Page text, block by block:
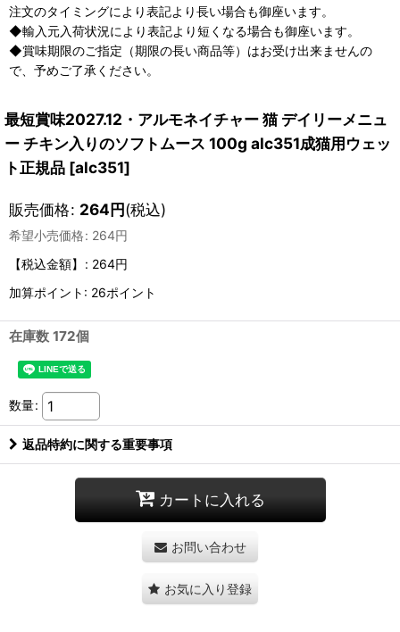
注文のタイミングにより表記より長い場合も御座います。
◆輸入元入荷状況により表記より短くなる場合も御座います。
◆賞味期限のご指定（期限の長い商品等）はお受け出来ませんの
で、予めご了承ください。
最短賞味2027.12・アルモネイチャー 猫 デイリーメニュ
ー チキン入りのソフトムース 100g alc351成猫用ウェッ
ト正規品 [alc351]
販売価格: 264円(税込)
希望小売価格: 264円
【税込金額】
: 264円
加算ポイント: 26ポイント
在庫数 172個
数量:
返品特約に関する重要事項
カートに入れる
お問い合わせ
お気に入り登録